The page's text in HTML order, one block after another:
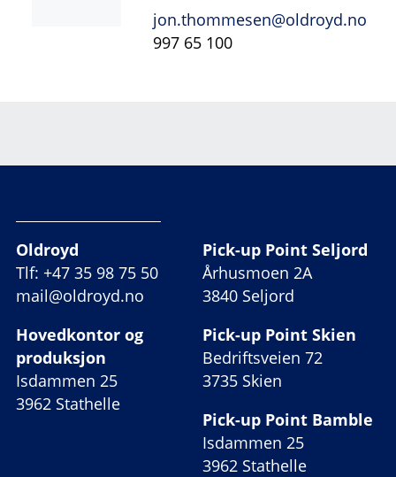
jon.thommesen@oldroyd.no
997 65 100
Oldroyd
Tlf: +47 35 98 75 50
mail@oldroyd.no
Hovedkontor og
produksjon
Isdammen 25
3962 Stathelle
Pick-up Point Seljord
Århusmoen 2A
3840 Seljord
Pick-up Point Skien
Bedriftsveien 72
3735 Skien
Pick-up Point Bamble
Isdammen 25
3962 Stathelle